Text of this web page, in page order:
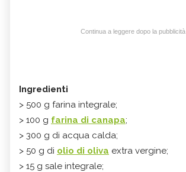
Continua a leggere dopo la pubblicità
Ingredienti
> 500 g farina integrale;
> 100 g farina di canapa;
> 300 g di acqua calda;
> 50 g di olio di oliva extra vergine;
> 15 g sale integrale;